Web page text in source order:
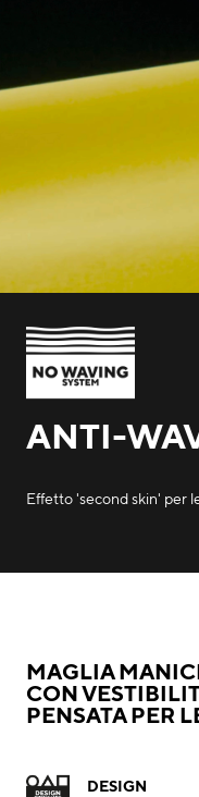
ANTI-
Effetto 'second skin' per
MAGLIA
CON
PENSATA PER
DESIGN